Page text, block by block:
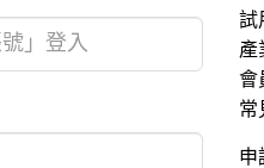
試
產
會
常
申